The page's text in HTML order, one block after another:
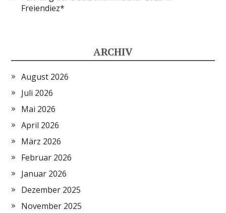
Freiendiez*
ARCHIV
August 2026
Juli 2026
Mai 2026
April 2026
März 2026
Februar 2026
Januar 2026
Dezember 2025
November 2025